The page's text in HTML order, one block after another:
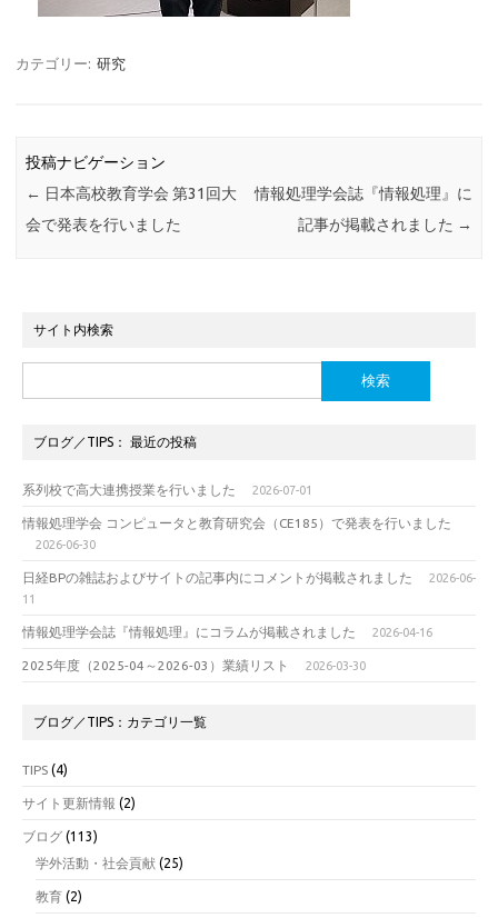
カテゴリー: 研究
投稿ナビゲーション
← 日本高校教育学会 第31回大
会で発表を行いました
情報処理学会誌『情報処理』に
記事が掲載されました →
サイト内検索
索:
ブログ／TIPS： 最近の投稿
系列校で高大連携授業を行いました 2026-07-01
情報処理学会 コンピュータと教育研究会（CE185）で発表を行いました
2026-06-30
日経BPの雑誌およびサイトの記事内にコメントが掲載されました
2026-06-
11
情報処理学会誌『情報処理』にコラムが掲載されました 2026-04-16
2025年度（2025-04～2026-03）業績リスト 2026-03-30
ブログ／TIPS：カテゴリ一覧
TIPS (4)
サイト更新情報 (2)
ブログ (113)
学外活動・社会貢献 (25)
教育 (2)